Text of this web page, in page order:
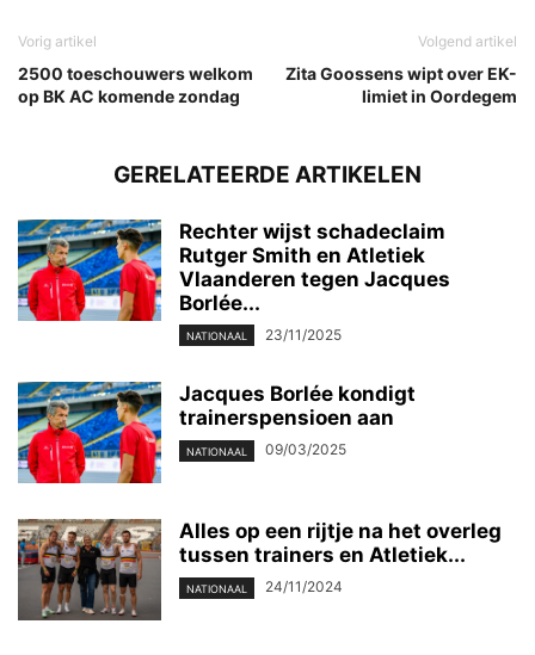
Vorig artikel
2500 toeschouwers welkom
op BK AC komende zondag
Volgend artikel
Zita Goossens wipt over EK-
limiet in Oordegem
GERELATEERDE ARTIKELEN
Rechter wijst schadeclaim
Rutger Smith en Atletiek
Vlaanderen tegen Jacques
Borlée...
NATIONAAL 23/11/2025
Jacques Borlée kondigt
trainerspensioen aan
NATIONAAL 09/03/2025
Alles op een rijtje na het overleg
tussen trainers en Atletiek...
NATIONAAL 24/11/2024